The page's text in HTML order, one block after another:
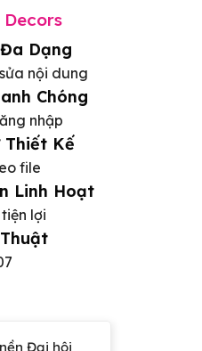
Dạng
nội dung
Chóng
nhập
Thiết Kế
file
Linh Hoạt
lợi
Đại hội